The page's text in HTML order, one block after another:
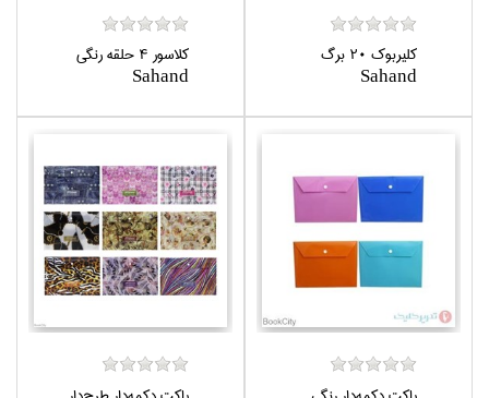
كليربوك 20 برگ
Sahand
كلاسور 4 حلقه رنگي
Sahand